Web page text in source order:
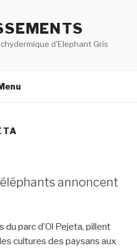
d'Elephant Gris
annoncent
parc d’Ol Pejeta, pillent
cultures des paysans aux